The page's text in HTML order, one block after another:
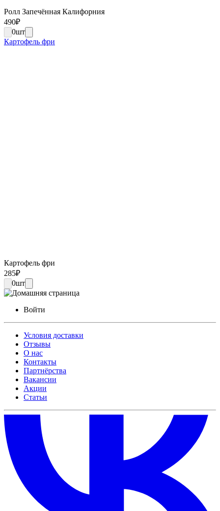
Ролл Запечённая Калифорния
490₽
0шт
Картофель фри
Картофель фри
285₽
0шт
Войти
Условия доставки
Отзывы
О нас
Контакты
Партнёрства
Вакансии
Акции
Статьи